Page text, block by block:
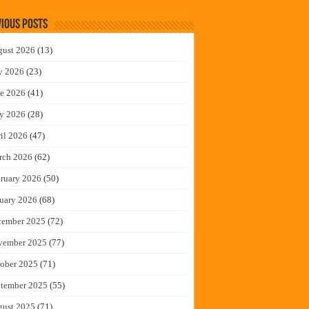
Posts
2026 (13)
2026 (23)
2026 (41)
2026 (28)
2026 (47)
2026 (62)
2026 (50)
2026 (68)
2025 (72)
2025 (77)
2025 (71)
2025 (55)
2025 (71)